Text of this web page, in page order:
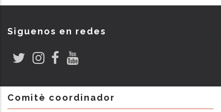
Siguenos en redes
Comitè coordinador